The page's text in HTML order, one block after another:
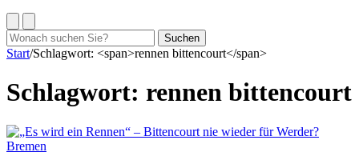
Suchen
nach:
Suchen
Start/Schlagwort: <span>rennen bittencourt</span>
Schlagwort: rennen bittencourt
Bremen